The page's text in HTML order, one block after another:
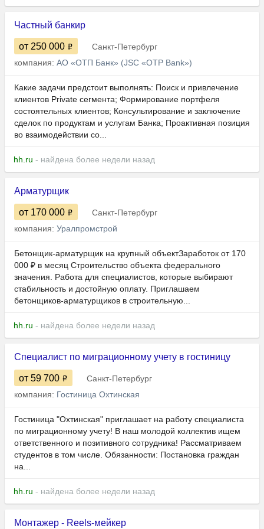
Частный банкир
от 250 000
Санкт-Петербург
компания: АО «ОТП Банк» (JSC «OTP Bank»)
Какие задачи предстоит выполнять: Поиск и привлечение
клиентов Private сегмента; Формирование портфеля
состоятельных клиентов; Консультирование и заключение
сделок по продуктам и услугам Банка; Проактивная позиция
во взаимодействии со...
hh.ru - найдена более недели назад
Арматурщик
от 170 000
Санкт-Петербург
компания: Уралпромстрой
Бетонщик-арматурщик на крупный объектЗаработок от 170
000 ₽ в месяц Строительство объекта федерального
значения. Работа для специалистов, которые выбирают
стабильность и достойную оплату. Приглашаем
бетонщиков-арматурщиков в строительную...
hh.ru - найдена более недели назад
Специалист по миграционному учету в гостиницу
от 59 700
Санкт-Петербург
компания: Гостиница Охтинская
Гостиница "Охтинская" приглашает на работу специалиста
по миграционному учету! В наш молодой коллектив ищем
ответственного и позитивного сотрудника! Рассматриваем
студентов в том числе. Обязанности: Постановка граждан
на...
hh.ru - найдена более недели назад
Монтажер - Reels-мейкер